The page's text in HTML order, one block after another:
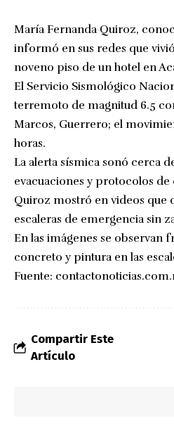
María Fernanda Quiroz,
informó en sus redes que
noveno piso de un hotel en
El Servicio Sismológico
terremoto de magnitud 6.5
Marcos, Guerrero; el
horas.
La alerta sísmica sonó cerca
evacuaciones y protocolos de
Quiroz mostró en videos que
escaleras de emergencia sin
En las imágenes se observan
concreto y pintura en las
Fuente:
Compartir Este
Artículo